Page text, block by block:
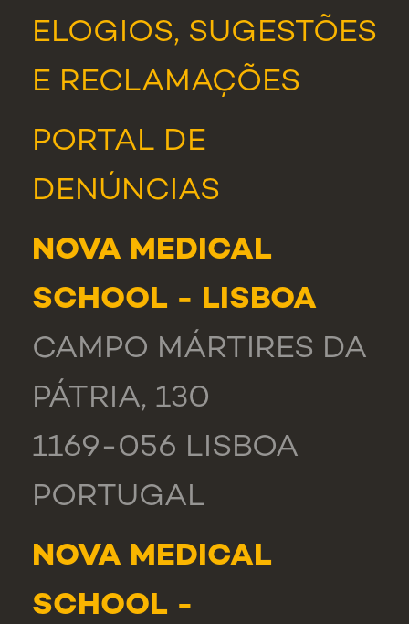
ELOGIOS, SUGESTÕES
E RECLAMAÇÕES
PORTAL DE
DENÚNCIAS
NOVA MEDICAL
SCHOOL - LISBOA
CAMPO MÁRTIRES DA
PÁTRIA, 130
1169-056 LISBOA
PORTUGAL
NOVA MEDICAL
SCHOOL -